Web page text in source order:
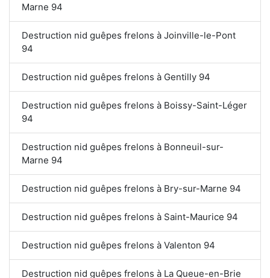
Marne 94
Destruction nid guêpes frelons à Joinville-le-Pont
94
Destruction nid guêpes frelons à Gentilly 94
Destruction nid guêpes frelons à Boissy-Saint-Léger
94
Destruction nid guêpes frelons à Bonneuil-sur-
Marne 94
Destruction nid guêpes frelons à Bry-sur-Marne 94
Destruction nid guêpes frelons à Saint-Maurice 94
Destruction nid guêpes frelons à Valenton 94
Destruction nid guêpes frelons à La Queue-en-Brie